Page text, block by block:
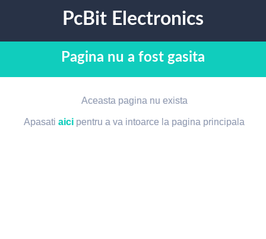
PcBit Electronics
Pagina nu a fost gasita
Aceasta pagina nu exista
Apasatiaici pentru a va intoarce la pagina principala